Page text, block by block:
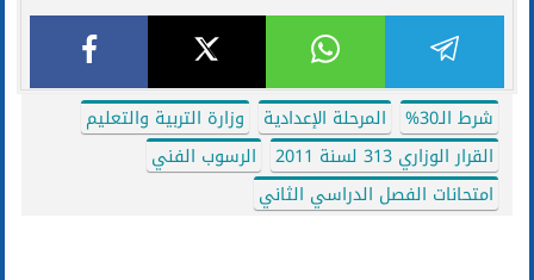
شرط الـ30% المرحلة الإعدادية
وزارة التربية والتعليم
القرار الوزاري 313 لسنة 2011
الرسوب الفني
امتحانات الفصل الدراسي الثاني